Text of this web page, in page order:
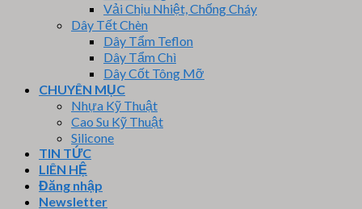
Vải Chịu Nhiệt, Chống Cháy
Dây Tết Chèn
Dây Tẩm Teflon
Dây Tẩm Chì
Dây Cốt Tông Mỡ
CHUYÊN MỤC
Nhựa Kỹ Thuật
Cao Su Kỹ Thuật
Silicone
TIN TỨC
LIÊN HỆ
Đăng nhập
Newsletter